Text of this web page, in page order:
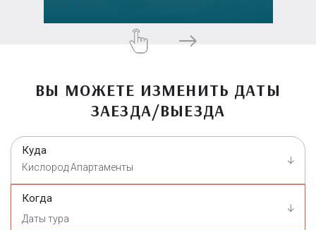
ВЫ МОЖЕТЕ ИЗМЕНИТЬ ДАТЫ
ЗАЕЗДА/ВЫЕЗДА
Куда
Кислород Апартаменты
Когда